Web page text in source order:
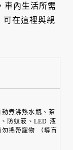
車內生活所需
可在這裡與親
煮沸熱水瓶、茶
防蚊液、LED 液
攜帶寵物 （導盲